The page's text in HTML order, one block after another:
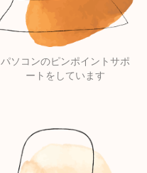
パソコンのピンポイントサポ
ートをしています